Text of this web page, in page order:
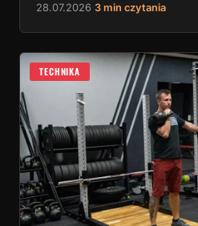
28.07.2026 3 min czytania
TECHNIKA